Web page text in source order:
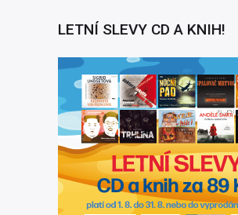
LETNÍ SLEVY CD A KNIH!